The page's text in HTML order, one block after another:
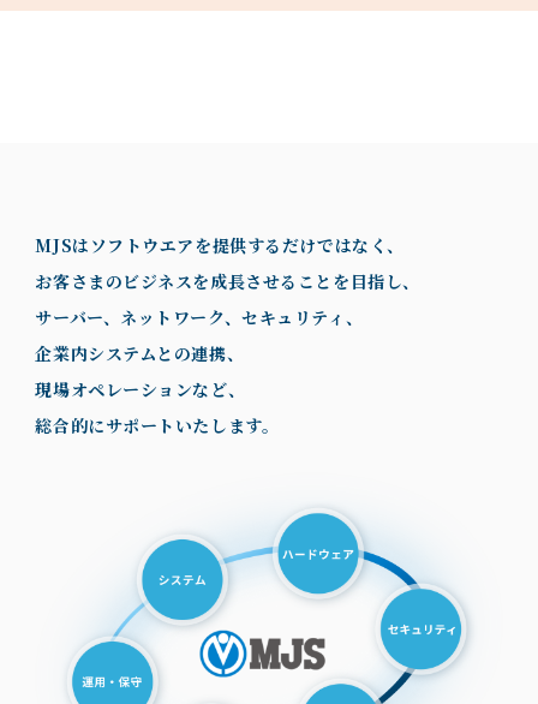
MJSはソフトウエアを提供するだけではなく、
お客さまのビジネスを成長させることを目指し、
サーバー、ネットワーク、セキュリティ、
企業内システムとの連携、
現場オペレーションなど、
総合的にサポートいたします。